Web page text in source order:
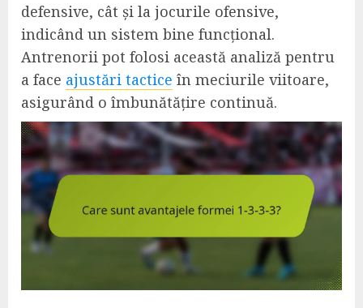
defensive, cât și la jocurile ofensive,
indicând un sistem bine funcțional.
Antrenorii pot folosi această analiză pentru
a face ajustări tactice în meciurile viitoare,
asigurând o îmbunătățire continuă.